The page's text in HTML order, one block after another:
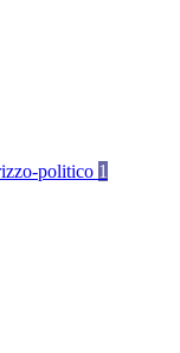
politico 1